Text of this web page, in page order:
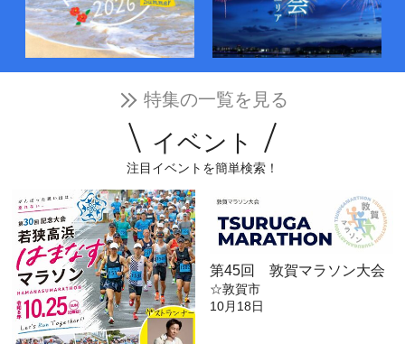
特集の一覧を見る
イベント
注目イベントを簡単検索！
第45回 敦賀マラソン大会
☆敦賀市
10月18日